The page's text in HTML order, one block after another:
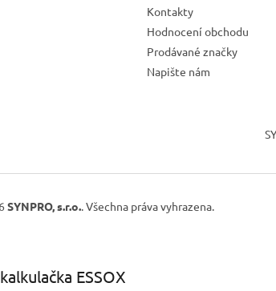
Kontakty
Hodnocení obchodu
Prodávané značky
Napište nám
SYNPRO, s.r.o.. Všechna práva vyhrazena.
ESSOX